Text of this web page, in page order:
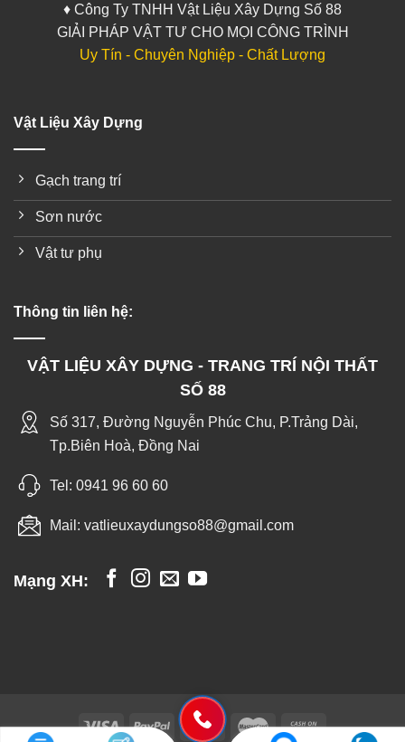
♦ Công Ty TNHH Vật Liệu Xây Dựng Số 88
GIẢI PHÁP VẬT TƯ CHO MỌI CÔNG TRÌNH
Uy Tín - Chuyên Nghiệp - Chất Lượng
Vật Liệu Xây Dựng
Gạch trang trí
Sơn nước
Vật tư phụ
Thông tin liên hệ:
VẬT LIỆU XÂY DỰNG - TRANG TRÍ NỘI THẤT
SỐ 88
Số 317, Đường Nguyễn Phúc Chu, P.Trảng Dài,
Tp.Biên Hoà, Đồng Nai
Tel: 0941 96 60 60
Mail: vatlieuxaydungso88@gmail.com
Mạng XH: